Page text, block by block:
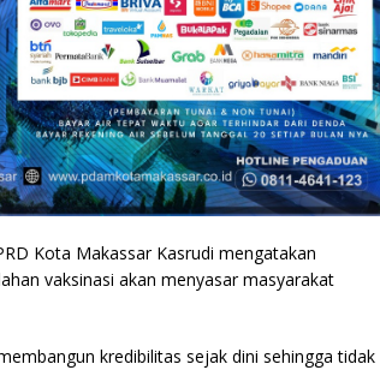
Kota Makassar Kasrudi mengatakan
vaksinasi akan menyasar masyarakat
kredibilitas sejak dini sehingga tidak